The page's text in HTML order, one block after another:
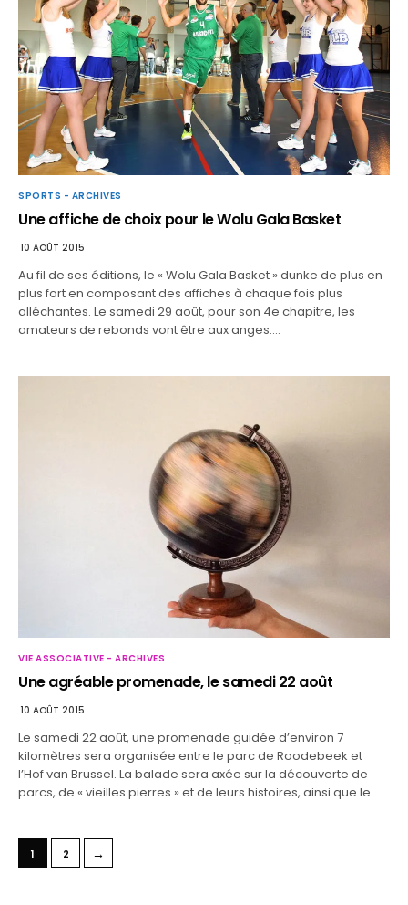
SPORTS - ARCHIVES
Une affiche de choix pour le Wolu Gala Basket
10 AOÛT 2015
Au fil de ses éditions, le « Wolu Gala Basket » dunke de plus en
plus fort en composant des affiches à chaque fois plus
alléchantes. Le samedi 29 août, pour son 4e chapitre, les
amateurs de rebonds vont être aux anges.…
VIE ASSOCIATIVE - ARCHIVES
Une agréable promenade, le samedi 22 août
10 AOÛT 2015
Le samedi 22 août, une promenade guidée d’environ 7
kilomètres sera organisée entre le parc de Roodebeek et
l’Hof van Brussel. La balade sera axée sur la découverte de
parcs, de « vieilles pierres » et de leurs histoires, ainsi que le…
1 2 →